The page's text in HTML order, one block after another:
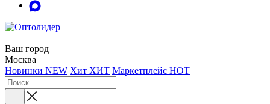
Ваш город
Москва
Новинки NEW Хит ХИТ Маркетплейс HOT